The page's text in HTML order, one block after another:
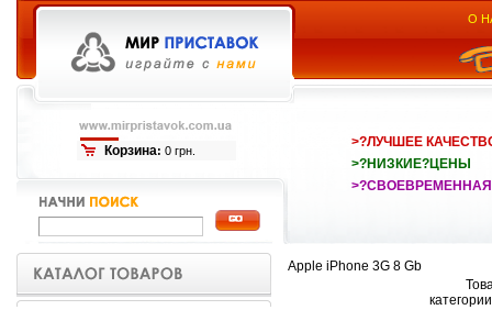
Корзина: 0 грн.
О
>?ЛУЧШЕЕ
>?НИЗКИЕ?ЦЕНЫ
Apple iPhone 3G 8 Gb